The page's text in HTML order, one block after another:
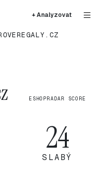
+ Analyzovat
ESHOPRADAR SCORE
24
SLABÝ